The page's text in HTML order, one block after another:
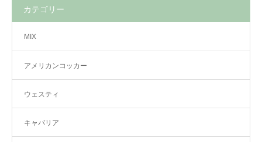
カテゴリー
MIX
アメリカンコッカー
ウェスティ
キャバリア